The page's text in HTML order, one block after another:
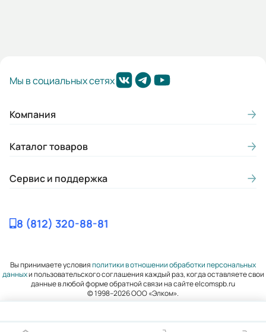
Мы в социальных сетях
Компания
Каталог товаров
Сервис и поддержка
8 (812) 320-88-81
Вы принимаете условияполитики в отношении обработки персональных
данныхи пользовательского соглашения каждый раз, когда оставляете свои
данные в любой форме обратной связи на сайте elcomspb.ru
© 1998–2026 ООО «Элком».